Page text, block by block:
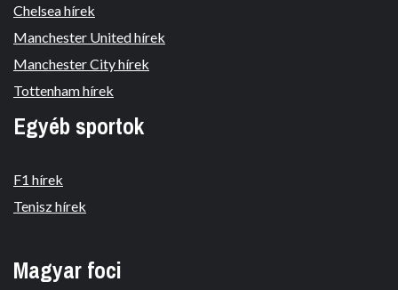
Chelsea hírek
Manchester United hírek
Manchester City hírek
Tottenham hírek
Egyéb sportok
F1 hírek
Tenisz hírek
Magyar foci